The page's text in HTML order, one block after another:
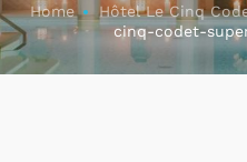
Home Hôtel Le Cinq
cinq-codet-